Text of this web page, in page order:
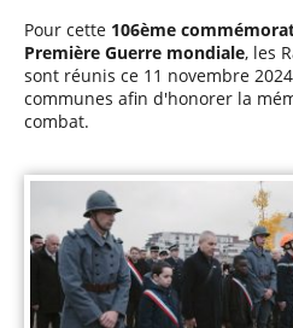
Pour cette 106ème
Première Guerre mondiale, les
sont réunis ce 11 novembre
communes afin d'honorer la
combat.